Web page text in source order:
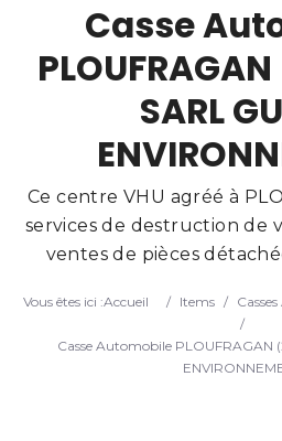
Search
Casse
SARL
Ce centre VHU agréé à
services de destruction de
ventes de pièces
Vous êtes ici :Accueil / Items /
/
Casse Automobile PLOUFRAGAN